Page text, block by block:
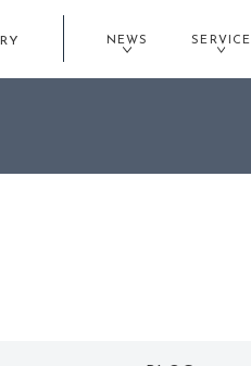
NEWS SERVICE